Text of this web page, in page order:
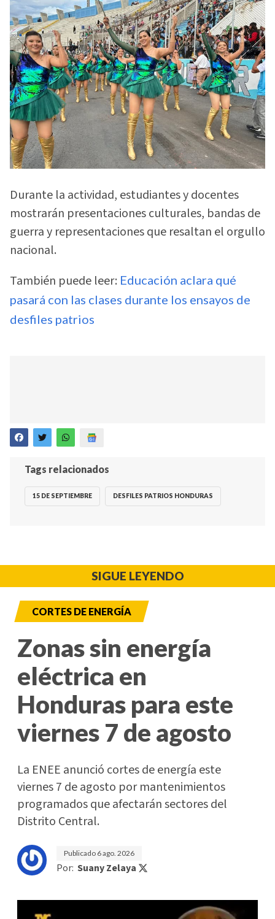
Durante la actividad, estudiantes y docentes
mostrarán presentaciones culturales, bandas de
guerra y representaciones que resaltan el orgullo
nacional.
También puede leer: Educación aclara qué
pasará con las clases durante los ensayos de
desfiles patrios
Tags relacionados
15 DE SEPTIEMBRE DESFILES PATRIOS HONDURAS
SIGUE LEYENDO
CORTES DE ENERGÍA
Zonas sin energía
eléctrica en
Honduras para este
viernes 7 de agosto
La ENEE anunció cortes de energía este
viernes 7 de agosto por mantenimientos
programados que afectarán sectores del
Distrito Central.
Publicado 6 ago. 2026
Por: Suany Zelaya